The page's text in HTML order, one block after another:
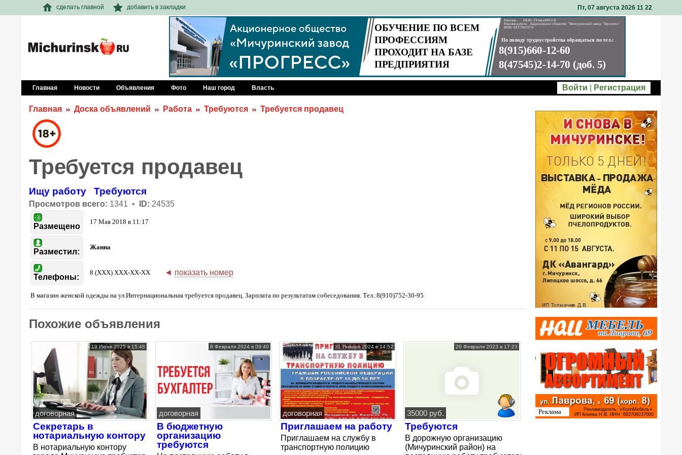
сделать главной добавить в закладки Пт, 07 августа 2026 11: 22
Главная Новости Объявления Фото Наш город Власть Войти Регистрация
Главная Доска объявлений Работа Требуются Требуется продавец
Требуется продавец
Ищу работу Требуются
Просмотров всего: 1341 • ID: 24535
Размещено
17 Мая 2018 в 11:17
Разместил:
Жанна
Телефоны:
8 (XXX) XXX-XX-XX ◄ показать номер
В магазин женской одежды на ул.Интернациональная требуется продавец. Зарплата по результатам собеседования. Тел.:8(910)752-30-95
Похожие объявления
19 Июня 2025 в 15:48
договорная
Секретарь в
нотариальную контору
В нотариальную контору
8 Февраля 2024 в 09:40
договорная
В бюджетную
организацию
требуются
31 Января 2024 в 14:52
договорная
Приглашаем на работу
Приглашаем на службу в
транспортную полицию
20 Февраля 2023 в 17:23
35000 руб.
Требуются
В дорожную организацию
(Мичуринский район) на